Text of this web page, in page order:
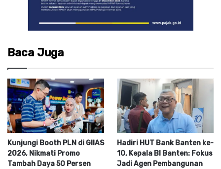
Baca Juga
Kunjungi Booth PLN di GIIAS
2026, Nikmati Promo
Tambah Daya 50 Persen
Hadiri HUT Bank Banten ke-
10, Kepala BI Banten: Fokus
Jadi Agen Pembangunan